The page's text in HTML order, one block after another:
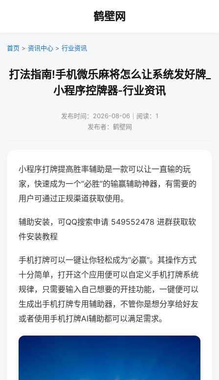
鹤壁网
首页 > 资讯中心 > 行业资讯
打法指南!手机微乐麻将怎么让系统发好牌_
小程序控牌器-行业资讯
发布时间：2026-08-06｜阅读：1
发布者：鹤壁网
小程序打牌提高胜率辅助是一款可以让一直输的玩
家，快速成为一个“必胜”的输赢辅助神器，有需要的
用户可通过正规渠道获取使用。
辅助安装，可QQ搜索申请 549552478 进群获取软
件安装教程
手机打牌可以一键让你轻松成为“必赢”。其操作方式
十分简单，打开这个应用便可以自定义手机打牌系统
规律，只需要输入自己想要的开挂功能，一键便可以
生成出手机打牌专用辅助器，不管你是想分享给好友
或者使用手机打牌AI辅助都可以满足需求。